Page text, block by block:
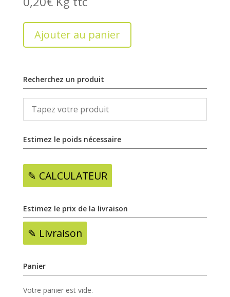
Ajouter au panier
Recherchez un produit
Estimez le poids nécessaire
✎ CALCULATEUR
Estimez le prix de la livraison
✎ Livraison
Panier
Votre panier est vide.